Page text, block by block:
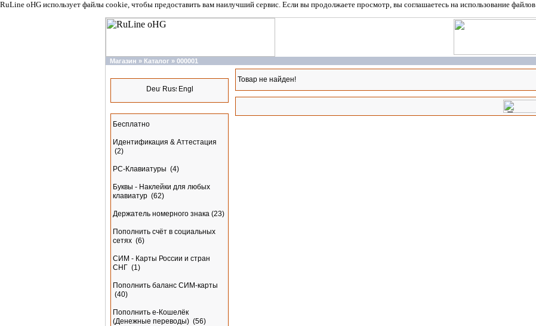
RuLine oHG использует файлы cookie, чтобы предоставить вам наилучший сервис. Если вы продолжаете просмотр, вы соглашаетесь на использование файлов
Магазин » Каталог » 000001
Бесплатно
Идентификация & Аттестация
(2)
PC-Клавиатуры (4)
Буквы - Наклейки для любых
клавиатур (62)
Держатель номерного знака (23)
Пополнить счёт в социальных
сетях (6)
СИМ - Карты России и стран
СНГ (1)
Пополнить баланс СИМ-карты
(40)
Пополнить e-Кошелёк
(Денежные переводы) (56)
Товар не найден!